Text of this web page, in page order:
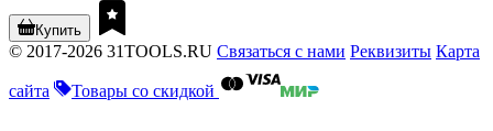
Купить
© 2017-2026 31TOOLS.RU Связаться с нами Реквизиты Карта
сайта Товары со скидкой